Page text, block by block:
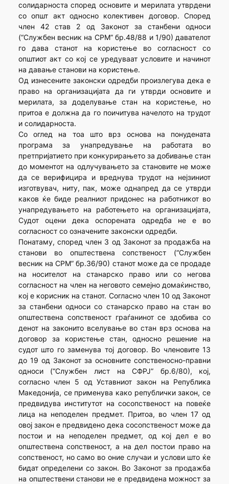
солидарноста според основите и мерилата утврдени
со општ акт односно колективен договор. Според
член 42 став 2 од Законот за станбени односи
(“Службен весник на СРМ” бр.48/88 и 1/90) давателот
го дава станот на користење во согласност со
општиот акт со кој се уредуваат условите и начинот
на давање станови на користење.
Од изнесените законски одредби произлегува дека е
право на организацијата да ги утврди основите и
мерилата, за доделување стан на користење, но
притоа е должна да го поичитува начелото на трудот
и солидарноста.
Со оглед на тоа што врз основа на понудената
програма за унапредување на работата во
претпријатието при конкурирањето за добивање стан
до моментот на одлучувањето за становите не може
да се верифицира и вреднува трудот на нејзиниот
изготвувач, ниту, пак, може однапред да се утврди
каков ќе биде реалниот придонес на работникот во
унапредувањето на работењето на организацијата,
Судот оцени дека оспорената одредба не е во
согласност со означените законски одредби.
Понатаму, според член 3 од Законот за продажба на
станови во општествена сопственост (“Службен
весник на СРМ” бр.36/90) станот може да се продаде
на носителот на станарско право или со негова
согласност на член на неговото семејно домаќинство,
кој е корисник на станот. Согласно член 10 од Законот
за станбени односи со станарско право на стан во
општествена сопственост граѓанинот се здобива со
денот на законито вселување во стан врз основа на
договор за користење стан, односно решение на
судот што го заменува тој договор. Во членовите 13
до 19 од Законот за основните сопственосно-правни
односи (“Службен лист на СФРЈ” бр.6/80), кој,
согласно член 5 од Уставниот закон на Република
Македонија, се применува како републички закон, се
предвидува институтот на сосопственост на повеќе
лица на неподелен предмет. Притоа, во член 17 од
овој закон е предвидено дека сосопственост може да
постои и на неподелен предмет, од кој дел е во
општествена сопственост, а на дел постои право на
сопственост, но само во оние случаи и услови што ќе
бидат определени со закон. Во Законот за продажба
на општествени станови не е предвидена можност за